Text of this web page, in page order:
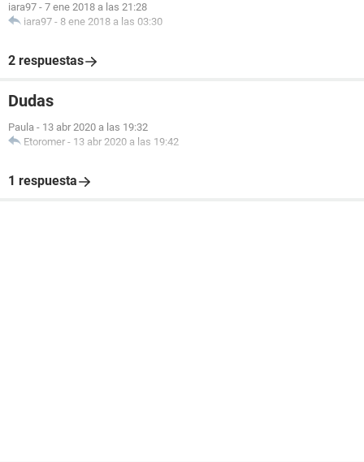
iara97 - 7 ene 2018 a las 21:28
iara97 - 8 ene 2018 a las 03:30
2 respuestas
Dudas
Paula - 13 abr 2020 a las 19:32
Etoromer - 13 abr 2020 a las 19:42
1 respuesta